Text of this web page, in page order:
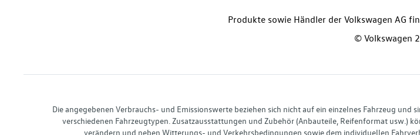
Produkte sowie Händler der Volkswagen AG
© Volkswagen
Die angegebenen Verbrauchs- und Emissionswerte beziehen sich nicht auf ein einzelnes Fahrzeug
verschiedenen Fahrzeugtypen. Zusatzausstattungen und Zubehör (Anbauteile, Reifenformat usw.)
verändern und neben Witterungs- und Verkehrsbedingungen sowie dem individuellen